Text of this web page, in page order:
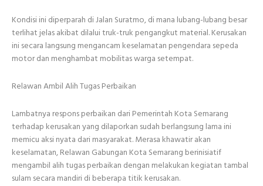
Kondisi ini diperparah di Jalan Suratmo, di mana lubang-lubang besar
terlihat jelas akibat dilalui truk-truk pengangkut material. Kerusakan
ini secara langsung mengancam keselamatan pengendara sepeda
motor dan menghambat mobilitas warga setempat.
Relawan Ambil Alih Tugas Perbaikan
Lambatnya respons perbaikan dari Pemerintah Kota Semarang
terhadap kerusakan yang dilaporkan sudah berlangsung lama ini
memicu aksi nyata dari masyarakat. Merasa khawatir akan
keselamatan, Relawan Gabungan Kota Semarang berinisiatif
mengambil alih tugas perbaikan dengan melakukan kegiatan tambal
sulam secara mandiri di beberapa titik kerusakan.